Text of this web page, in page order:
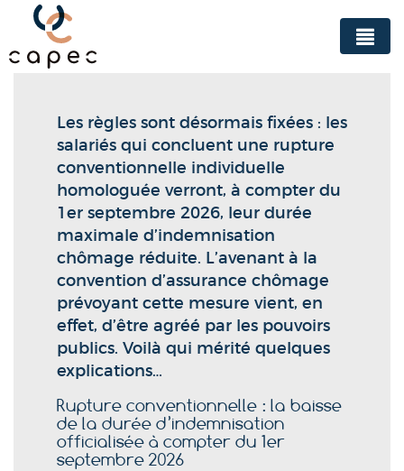
Panneau de gestion des cookies
Les règles sont désormais fixées : les
salariés qui concluent une rupture
conventionnelle individuelle
homologuée verront, à compter du
1er septembre 2026, leur durée
maximale d’indemnisation
chômage réduite. L’avenant à la
convention d’assurance chômage
prévoyant cette mesure vient, en
effet, d’être agréé par les pouvoirs
publics. Voilà qui mérité quelques
explications…
Rupture conventionnelle : la baisse
de la durée d’indemnisation
officialisée à compter du 1er
septembre 2026